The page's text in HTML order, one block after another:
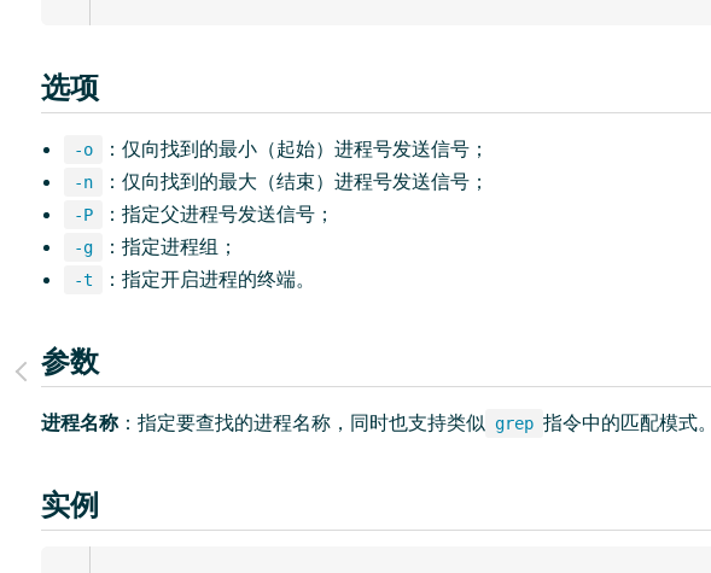
选项
-o ：仅向找到的最小（起始）进程号发送信号；
-n ：仅向找到的最大（结束）进程号发送信号；
-P ：指定父进程号发送信号；
-g ：指定进程组；
-t ：指定开启进程的终端。
参数
进程名称：指定要查找的进程名称，同时也支持类似 grep 指令中的匹配模式
实例